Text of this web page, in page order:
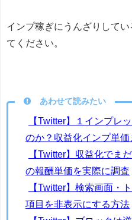
インプ稼ぎにうんざりして
てください。
あわせて読みたい
【Twitter】１インプレ
のか？収益化インプ単価
【Twitter】収益化でま
の報酬単価を実際に調査
【Twitter】検索画面・
項目を非表示にする方法